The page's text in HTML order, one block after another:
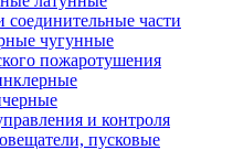
части
чугунные
пожаротушения
и контроля
пусковые